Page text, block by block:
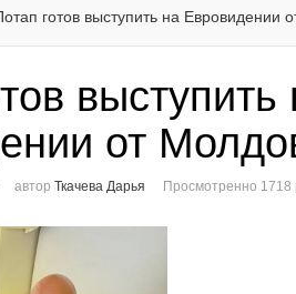
готов выступить на Евровидении
выступить
от
автор Ткачева Дарья Просмотренно 1718